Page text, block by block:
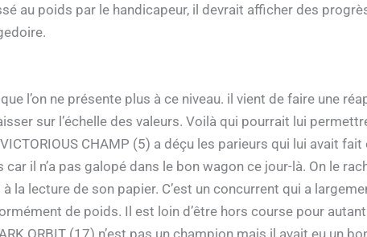
au poids par le handicapeur, il devrait afficher des
l’on ne présente plus à ce niveau. il vient de faire une
sur l’échelle des valeurs. Voilà qui pourrait lui
CHAMP (5) a déçu les parieurs qui lui avait
il n’a pas galopé dans le bon wagon ce jour-là. On le
la lecture de son papier. C’est un concurrent qui a
de poids. Il est loin d’être hors course pour
ORBIT (17) n’est pas un champion mais il avait eu un